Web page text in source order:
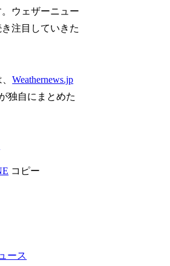
ウェザーニュー
注目していきた
、Weathernews.jp
独自にまとめた
コピー
ース